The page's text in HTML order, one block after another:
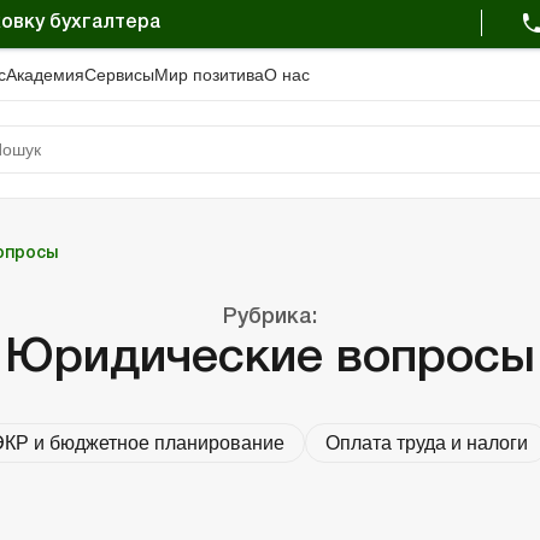
бухгалтера
АкадемияСервисыМир позитиваО нас
Рубрика:
Юридические вопросы
и бюджетное планирование Оплата труда и налоги